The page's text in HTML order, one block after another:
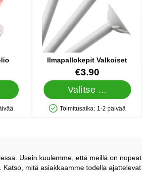
Ilmapallokepit Valkoiset
Tuote.nro 5059€3.90
Valitse ...
Saatavuus: Varastossa
Toimitusaika: 1-2 päivää
Usein kuulemme, että meillä on nopeat
Katso, mitä asiakkaamme todella ajattelevat